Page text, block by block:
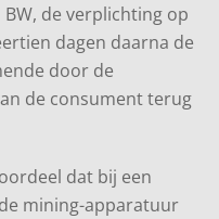
de verplichting op
dagen daarna de
door de
de consument terug
dat bij een
mining-apparatuur